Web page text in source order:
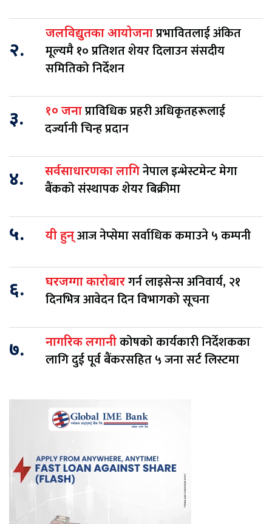
२.
जलविद्युतका आयोजनाप्रभावितलाई अंकित
मूल्यमै १० प्रतिशत शेयर दिलाउन संसदीय
समितिको निर्देशन
३. १० जनाप्राविधिक प्रहरी अधिकृतहरूलाई
दर्ज्यानी चिन्ह प्रदान
४. सर्वसाधारणका लागिनेपाल इन्भेस्टमेन्ट मेगा
बैंकको संस्थापक शेयर बिक्रीमा
५. यी हुन्आज नेप्सेमा सर्वाधिक कमाउने ५ कम्पनी
६. घरजग्गा कारोबारगर्न लाइसेन्स अनिवार्य, २१
दिनभित्र आवेदन दिन विभागको सूचना
७. नागरिक लगानीकोषको कार्यकारी निर्देशकका
लागि दुई पूर्व बैंकरसहित ५ जना सर्ट लिस्टमा